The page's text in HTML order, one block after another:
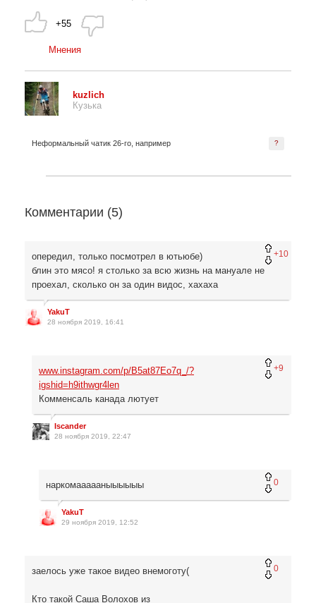
+55
Мнения
kuzlich
Кузька
?
Неформальный чатик 26-го, например
Комментарии (5)
+10
опередил, только посмотрел в ютьюбе)
блин это мясо! я столько за всю жизнь на мануале не
проехал, сколько он за один видос, хахаха
YakuT
28 ноября 2019, 16:41
+9
www.instagram.com/p/B5at87Eo7q_/?
igshid=h9ithwgr4len
Комменсаль канада лютует
Iscander
28 ноября 2019, 22:47
0
наркомаааааныыыыыы
YakuT
29 ноября 2019, 12:52
0
заелось уже такое видео внемоготу(
Кто такой Саша Волохов из